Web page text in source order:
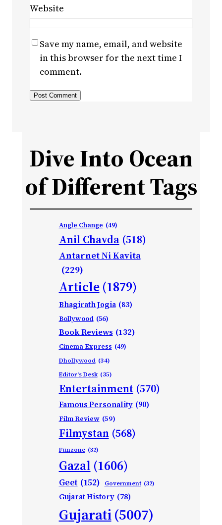
Website
Save my name, email, and website
in this browser for the next time I
comment.
Dive Into Ocean
of Different Tags
Angle Change (49)
Anil Chavda (518)
Antarnet Ni Kavita
(229)
Article (1879)
Bhagirath Jogia (83)
Bollywood (56)
Book Reviews (132)
Cinema Express (49)
Dhollywood (34)
Editor's Desk (35)
Entertainment (570)
Famous Personality (90)
Film Review (59)
Filmystan (568)
Funzone (32)
Gazal (1606)
Geet (152) Government (32)
Gujarat History (78)
Gujarati(5007)